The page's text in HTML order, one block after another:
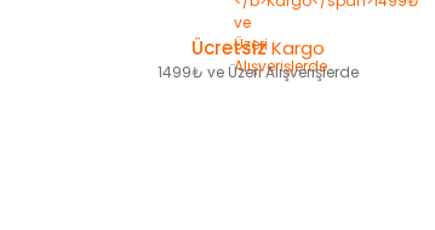
ÜcretsizKargo
1499₺ ve Üzeri Alışverişlerde